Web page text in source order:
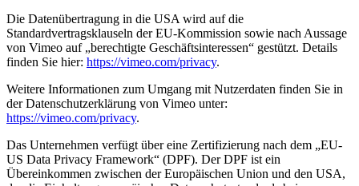
Die Datenübertragung in die USA wird auf die
Standardvertragsklauseln der EU-Kommission sowie nach Aussage
von Vimeo auf „berechtigte Geschäftsinteressen“ gestützt. Details
finden Sie hier: https://vimeo.com/privacy.
Weitere Informationen zum Umgang mit Nutzerdaten finden Sie in
der Datenschutzerklärung von Vimeo unter:
https://vimeo.com/privacy.
Das Unternehmen verfügt über eine Zertifizierung nach dem „EU-
US Data Privacy Framework“ (DPF). Der DPF ist ein
Übereinkommen zwischen der Europäischen Union und den USA,